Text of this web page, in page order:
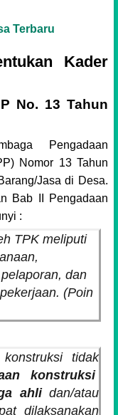
Terbaru
Kader
No. 13 Tahun
Pengadaan
Nomor 13 Tahun
Jasa di Desa.
Bab II Pengadaan
:
TPK meliputi
pelaporan, dan
(Poin
tidak
konstruksi
ahlidan/atau
dilaksanakan